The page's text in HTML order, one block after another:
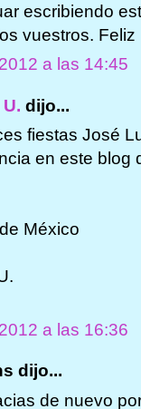
escribiendo
vuestros.
a las 14:45
dijo...
fiestas José
en este blog
México
a las 16:36
dijo...
de nuevo